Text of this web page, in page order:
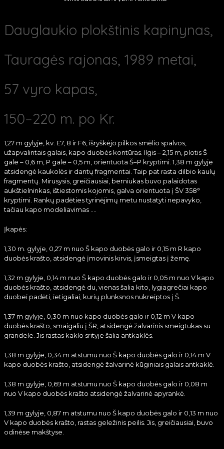
Dauglaukio plokštinis kapinynas,
Tauragės rajonas, 1989 metai,
57 vyro kapas,
150–220 m. po Kr.
1,27 m gylyje, kv. E7, 8 ir F6, išryškėjo pilkos smėlio spalvos,
užapvalintais galais, kapo duobės kontūras. Ilgis – 2,15 m, plotis Š
gale – 0,6 m, P gale – 0,5 m, orientuota Š–P kryptimi. 1,38 m gylyje
atsidengė kaukolės ir dantų fragmentai. Taip pat rasta dilbio kaulų
fragmentų. Mirusysis, greičiausiai, berniukas buvo palaidotas
aukštielninkas, ištiestomis kojomis, galva orientuota į ŠV 358°
kryptimi. Rankų padėties tyrinėjimų metu nustatyti nepavyko,
tačiau kapo modeliavimas ….
Įkapės:
1,30 m. gylyje, 0,27 m nuo Š kapo duobės galo ir 0,15 m R kapo
duobės krašto, atsidengė įmovinis kirvis, įsmeigtas į žemę.
1,32 m gylyje, 0,14 m nuo Š kapo duobės galo ir 0,05 m nuo V kapo
duobės krašto, atsidengė du, vienas šalia kito, lygiagrečiai kapo
duobei padėti, ietigaliai, kurių plunksnos nukreiptos į Š.
1,37 m gylyje, 0,30 m nuo kapo duobės galo ir 0,12 m V kapo
duobės krašto, smaigaliu į ŠR, atsidengė žalvarinis smeigtukas su
grandele. Jis rastas kaklo srityje šalia antkaklės.
1,38 m gylyje, 0,34 m atstumu nuo Š kapo duobės galo ir 0,14 m V
kapo duobės krašto, atsidengė žalvarinė kūginiais galais antkaklė.
1,38 m gylyje, 0,69 m atstumu nuo Š kapo duobės galo ir 0,08 m
nuo V kapo duobės krašto atsidengė žalvarinė apyrankė.
1,39 m gylyje, 0,87 m atstumu nuo Š kapo duobės galo ir 0,13 m nuo
V kapo duobės krašto, rastas geležinis peilis. Jis, greičiausiai, buvo
odinėse makštyse.